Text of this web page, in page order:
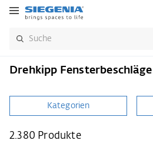
Drehkipp Fensterbeschläge
Kategorien
2.380 Produkte